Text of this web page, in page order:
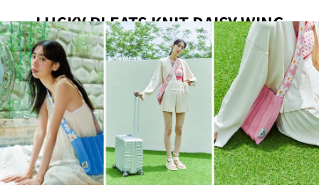
LUCKY PLEATS KNIT DAISY WING